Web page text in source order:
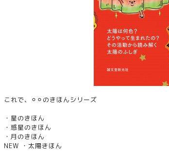
これで、⚪︎⚪︎のきほんシリーズ
・ 星のきほん
・ 惑星のきほん
・ 月のきほん
NEW ・ 太陽きほん